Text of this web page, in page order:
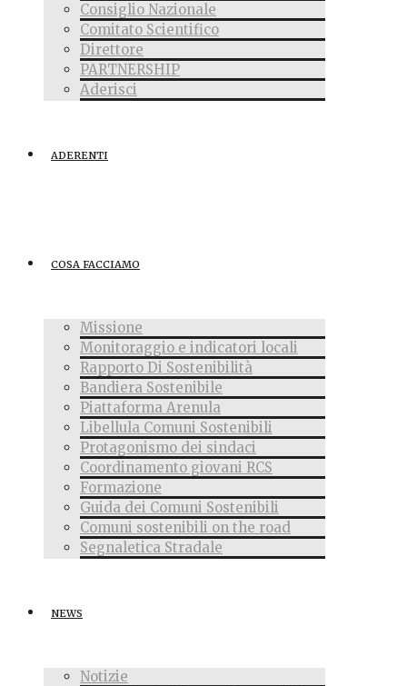
Consiglio Nazionale
Comitato Scientifico
Direttore
PARTNERSHIP
Aderisci
ADERENTI
COSA FACCIAMO
Missione
Monitoraggio e indicatori locali
Rapporto Di Sostenibilità
Bandiera Sostenibile
Piattaforma Arenula
Libellula Comuni Sostenibili
Protagonismo dei sindaci
Coordinamento giovani RCS
Formazione
Guida dei Comuni Sostenibili
Comuni sostenibili on the road
Segnaletica Stradale
NEWS
Notizie